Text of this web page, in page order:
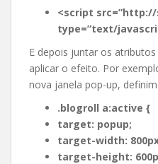
<script src=”http://
type=”text/
E depois juntar os
aplicar o efeito. Por
nova janela pop-up,
.blogroll a:active {
target: popup;
target-width:
target-height: